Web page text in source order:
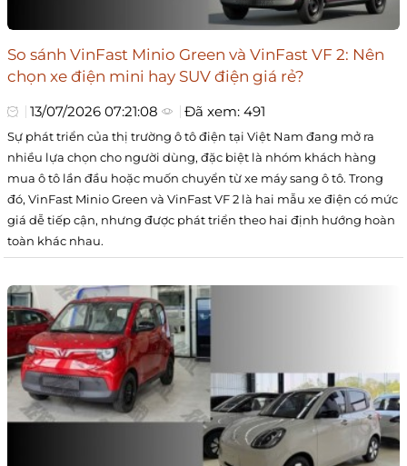
So sánh VinFast Minio Green và VinFast VF 2: Nên
chọn xe điện mini hay SUV điện giá rẻ?
13/07/2026 07:21:08 Đã xem: 491
Sự phát triển của thị trường ô tô điện tại Việt Nam đang mở ra
nhiều lựa chọn cho người dùng, đặc biệt là nhóm khách hàng
mua ô tô lần đầu hoặc muốn chuyển từ xe máy sang ô tô. Trong
đó, VinFast Minio Green và VinFast VF 2 là hai mẫu xe điện có mức
giá dễ tiếp cận, nhưng được phát triển theo hai định hướng hoàn
toàn khác nhau.